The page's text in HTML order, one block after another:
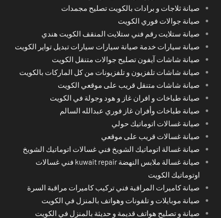
صيانة ثلاجات و برادات بالكويت تصليح مجمدات
صيانة جوالات فوري الكويت
صيانة ستلايت رقم فني ستلايت المنقف الكويت هندي
صيانة سيارات خدمة صيانة سيارات سيارات تبديل تواير الكويت
صيانة شاشات آيفون تصليح جوالات متنقل الكويت
صيانة شاشات تلفزيون و تلفزيونات من كل الماركات بالكويت
صيانة شاشات متنقل قريب على موقعي الكويت
صيانة طباخات و افران غاز و هود وجولة في الكويت
صيانة طباخات وأفران غاز فوري عبدالله السالم
صيانة غسالات اتوماتيك حولي
صيانة غسالات قريب على موقعي
صيانة غسالة اتوماتيك الشويخ فني غسالات اتوماتيك الشويخ
صيانة غسالة ملابس النهضة kuwait repair فني غسالات
اوتوماتيك الكويت
صيانة كاميرات المراقبة فني تركيب كاميرات مراقبة السرة
صيانة موبايلات و تلفونات وهواتف بالمنزل في الكويت
صيانة و تصليح هواتف قديمة و حديثة بالمنزل في الكويت